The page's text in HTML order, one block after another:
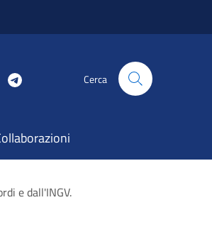
Cerca
e dall'INGV.